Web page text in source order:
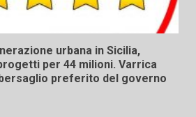
urbana in Sicilia,
per 44 milioni. Varrica
preferito del governo